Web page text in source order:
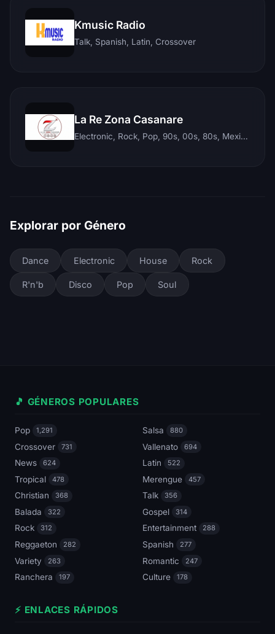
Kmusic Radio
Talk, Spanish, Latin, Crossover
La Re Zona Casanare
Electronic, Rock, Pop, 90s, 00s, 80s, Mexican, Ranchera, Reggaeton, Instrumental, Salsa, Merengue, Tropical, Romantic, Vallenato, Llanera
Explorar por Género
Dance Electronic House Rock
R'n'b Disco Pop Soul
🎵 GÉNEROS POPULARES
Pop 1,291 Salsa 880
Crossover 731 Vallenato 694
News 624 Latin 522
Tropical 478 Merengue 457
Christian 368 Talk 356
Balada 322 Gospel 314
Rock 312 Entertainment 288
Reggaeton 282 Spanish 277
Variety 263 Romantic 247
Ranchera 197 Culture 178
⚡ ENLACES RÁPIDOS